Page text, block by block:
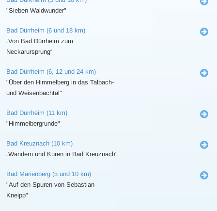
"Sieben Waldwunder"
Bad Dürrheim (6 und 18 km)
„Von Bad Dürrheim zum
Neckarursprung“
Bad Dürrheim (6, 12 und 24 km)
"Über den Himmelberg in das Talbach-
und Weisenbachtal"
Bad Dürrheim (11 km)
"Himmelbergrunde"
Bad Kreuznach (10 km)
„Wandern und Kuren in Bad Kreuznach"
Bad Marienberg (5 und 10 km)
"Auf den Spuren von Sebastian
Kneipp"